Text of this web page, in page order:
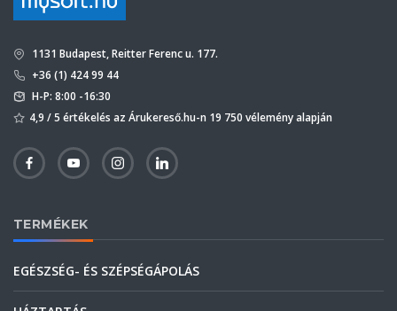
1131 Budapest, Reitter Ferenc u. 177.
+36 (1) 424 99 44
H-P: 8:00 -16:30
4,9 / 5 értékelés az Árukereső.hu-n 19 750 vélemény alapján
TERMÉKEK
EGÉSZSÉG- ÉS SZÉPSÉGÁPOLÁS